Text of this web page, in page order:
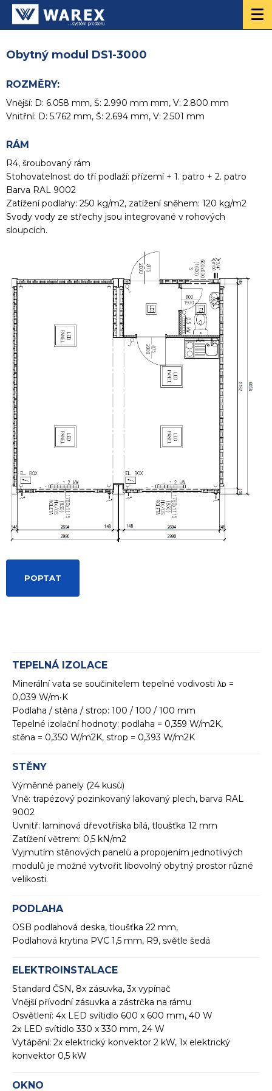
Obytný modul DS1-3000
ROZMĚRY:
Vnější: D: 6.058 mm, Š: 2.990 mm mm, V: 2.800 mm
Vnitřní: D: 5.762 mm, Š: 2.694 mm, V: 2.501 mm
RÁM
R4, šroubovaný rám
Stohovatelnost do tří podlaží: přízemí + 1. patro + 2. patro
Barva RAL 9002
Zatížení podlahy: 250 kg/m2, zatížení sněhem: 120 kg/m2
Svody vody ze střechy jsou integrované v rohových
sloupcích.
POPTAT
TEPELNÁ IZOLACE
Minerální vata se součinitelem tepelné vodivosti λᴅ =
0,039 W/m∙K
Podlaha / stěna / strop: 100 / 100 / 100 mm
Tepelné izolační hodnoty: podlaha = 0,359 W/m2K,
stěna = 0,350 W/m2K, strop = 0,393 W/m2K
STĚNY
Výměnné panely (24 kusů)
Vně: trapézový pozinkovaný lakovaný plech, barva RAL
9002
Uvnitř: laminová dřevotříska bílá, tloušťka 12 mm
Zatížení větrem: 0,5 kN/m2
Vyjmutím stěnových panelů a propojením jednotlivých
modulů je možné vytvořit libovolný obytný prostor různé
velikosti.
PODLAHA
OSB podlahová deska, tloušťka 22 mm,
Podlahová krytina PVC 1,5 mm, R9, světle šedá
ELEKTROINSTALACE
Standard ČSN, 8x zásuvka, 3x vypínač
Vnější přívodní zásuvka a zástrčka na rámu
Osvětlení: 4x LED svítidlo 600 x 600 mm, 40 W
2x LED svítidlo 330 x 330 mm, 24 W
Vytápění: 2x elektrický konvektor 2 kW, 1x elektrický
konvektor 0,5 kW
OKNO